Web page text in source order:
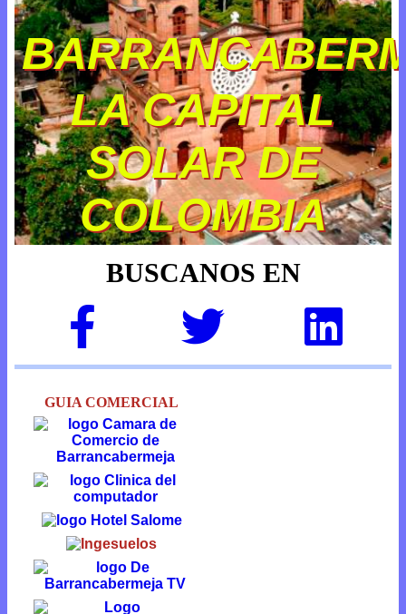
LA CAPITAL
SOLAR DE
COLOMBIA
BUSCANOS EN
GUIA COMERCIAL